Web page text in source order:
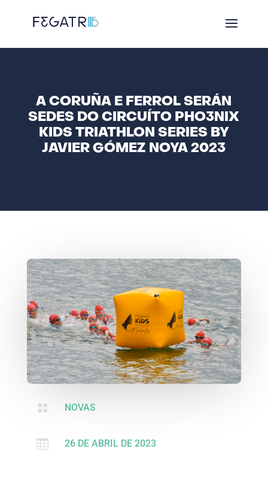
A CORUÑA E FERROL SERÁN
SEDES DO CIRCUÍTO PHO3NIX
KIDS TRIATHLON SERIES BY
JAVIER GÓMEZ NOYA 2023
 NOVAS
 26 DE ABRIL DE 2023